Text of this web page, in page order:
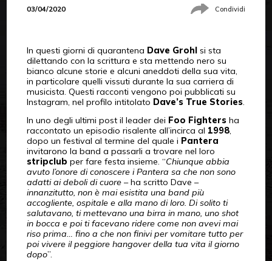
03/04/2020 Condividi
In questi giorni di quarantena Dave Grohl si sta
dilettando con la scrittura e sta mettendo nero su
bianco alcune storie e alcuni aneddoti della sua vita,
in particolare quelli vissuti durante la sua carriera di
musicista. Questi racconti vengono poi pubblicati su
Instagram, nel profilo intitolato Dave’s True Stories.
In uno degli ultimi post il leader dei Foo Fightersha
raccontato un episodio risalente all’incirca al 1998,
dopo un festival al termine del quale i Pantera
invitarono la band a passarli a trovare nel loro
stripclub per fare festa insieme. “Chiunque abbia
avuto l’onore di conoscere i Pantera sa che non sono
adatti ai deboli di cuore– ha scritto Dave –
innanzitutto, non è mai esistita una band più
accogliente, ospitale e alla mano di loro. Di solito ti
salutavano, ti mettevano una birra in mano, uno shot
in bocca e poi ti facevano ridere come non avevi mai
riso prima… fino a che non finivi per vomitare tutto per
poi vivere il peggiore hangover della tua vita il giorno
dopo”.